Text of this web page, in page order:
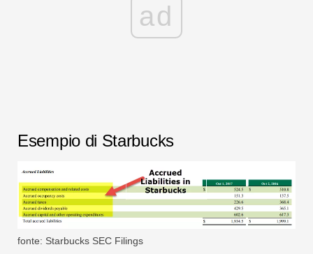
ad
Esempio di Starbucks
fonte: Starbucks SEC Filings